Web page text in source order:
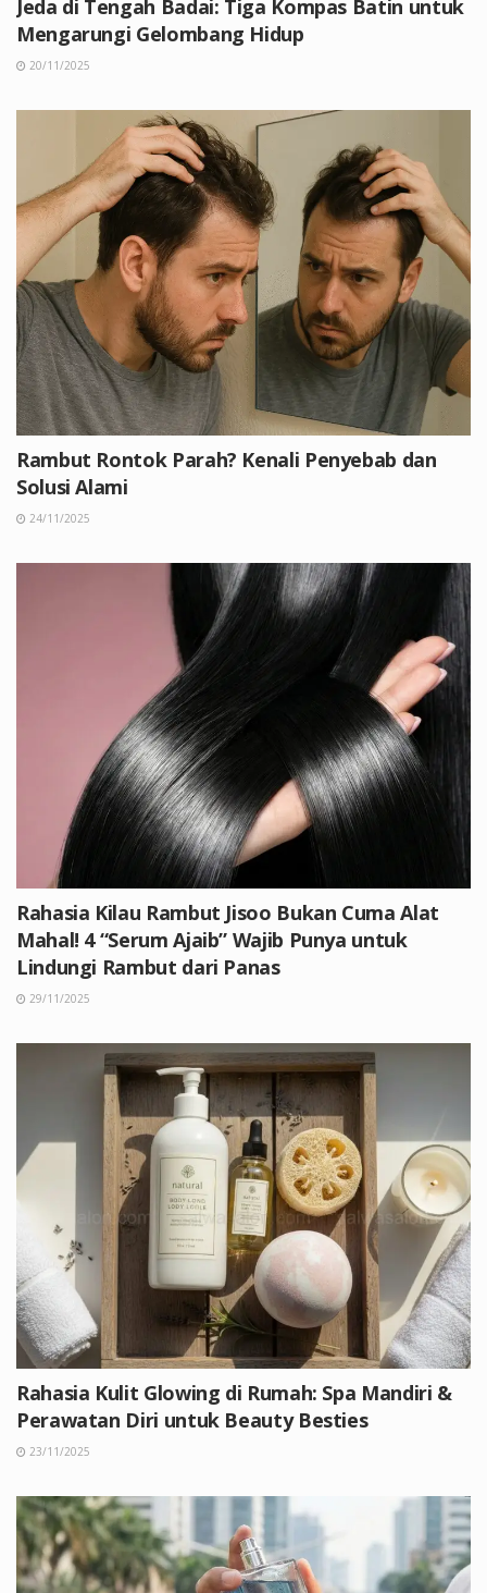
Jeda di Tengah Badai: Tiga Kompas Batin untuk
Mengarungi Gelombang Hidup
20/11/2025
Rambut Rontok Parah? Kenali Penyebab dan
Solusi Alami
24/11/2025
Rahasia Kilau Rambut Jisoo Bukan Cuma Alat
Mahal! 4 “Serum Ajaib” Wajib Punya untuk
Lindungi Rambut dari Panas
29/11/2025
Rahasia Kulit Glowing di Rumah: Spa Mandiri &
Perawatan Diri untuk Beauty Besties
23/11/2025